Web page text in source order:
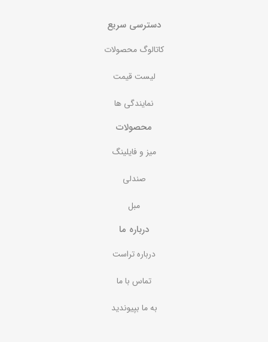
دسترسی سریع
کاتالوگ محصولات
لیست قیمت
نمایندگی ها
محصولات
میز و فایلینگ
صندلی
مبل
درباره ما
درباره تراست
تماس با ما
به ما بپیوندید